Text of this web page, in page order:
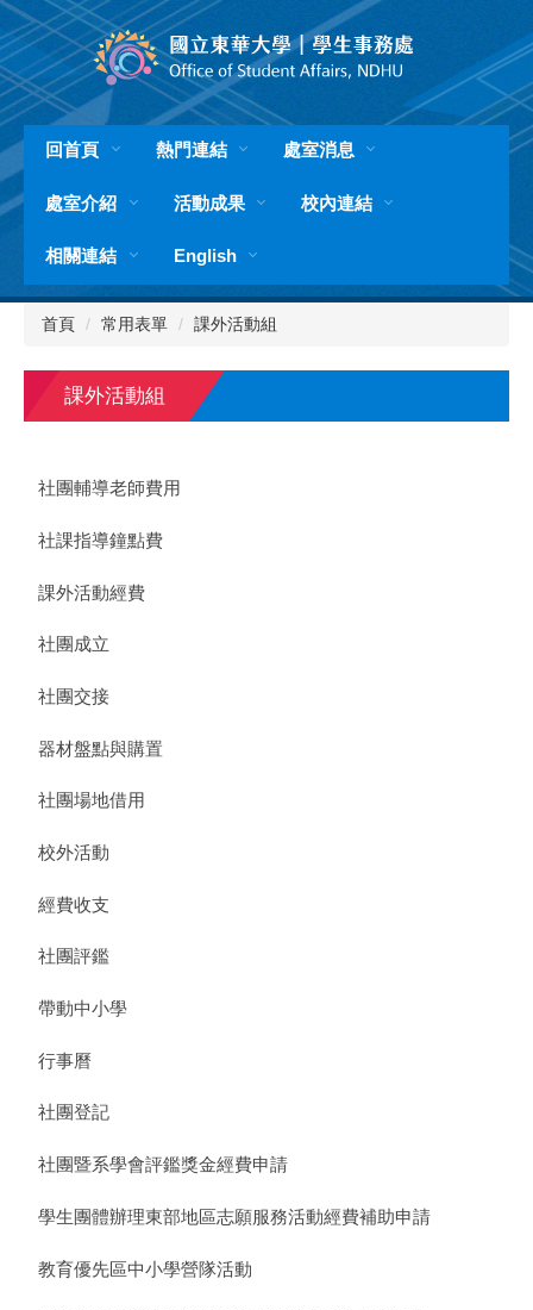
跳
到
主
要
內
容
區
回首頁 熱門連結 處室消息
處室介紹 活動成果 校內連結
相關連結 English
首頁 常用表單 課外活動組
課外活動組
社團輔導老師費用
社課指導鐘點費
課外活動經費
社團成立
社團交接
器材盤點與購置
社團場地借用
校外活動
經費收支
社團評鑑
帶動中小學
行事曆
社團登記
社團暨系學會評鑑獎金經費申請
學生團體辦理東部地區志願服務活動經費補助申請
教育優先區中小學營隊活動